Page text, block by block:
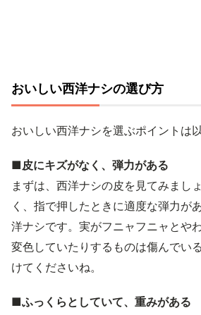
おいしい西洋ナシの選び方
おいしい西洋ナシを選ぶポイントは
■皮にキズがなく、弾力がある
まずは、西洋ナシの皮を見てみまし
く、指で押したときに適度な弾力が
洋ナシです。実がフニャフニャとや
変色していたりするものは傷んでい
けてくださいね。
■ふっくらとしていて、重みがある